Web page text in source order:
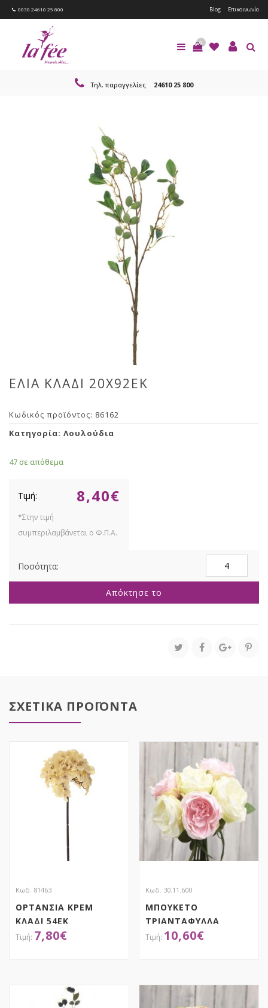
0030 24610 25 800 Blog Επικοινωνία
0
Τηλ. παραγγελίες 24610 25 800
ΕΛΙΑ ΚΛΑΔΙ 20Χ92ΕΚ
Κωδικός προϊόντος: 86162
Κατηγορία: Λουλούδια
47 σε απόθεμα
8,40€
ΚΛΑΔΙ
20Χ92ΕΚ
Απόκτησε το
ΣΧΕΤΙΚΑ ΠΡΟΪΟΝΤΑ
Κωδ. 81463
ΟΡΤΑΝΣΙΑ ΚΡΕΜ
ΚΛΑΔΙ 54ΕΚ
7,80€
Κωδ. 30.11.600
ΜΠΟΥΚΕΤΟ
ΤΡΙΑΝΤΑΦΥΛΛΑ
ΜΑΓΙΑΤΙΚΑ
10,60€